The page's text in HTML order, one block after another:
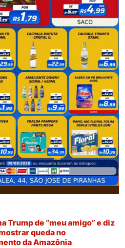
Trump de “meu amigo” e diz
queda no
da Amazônia